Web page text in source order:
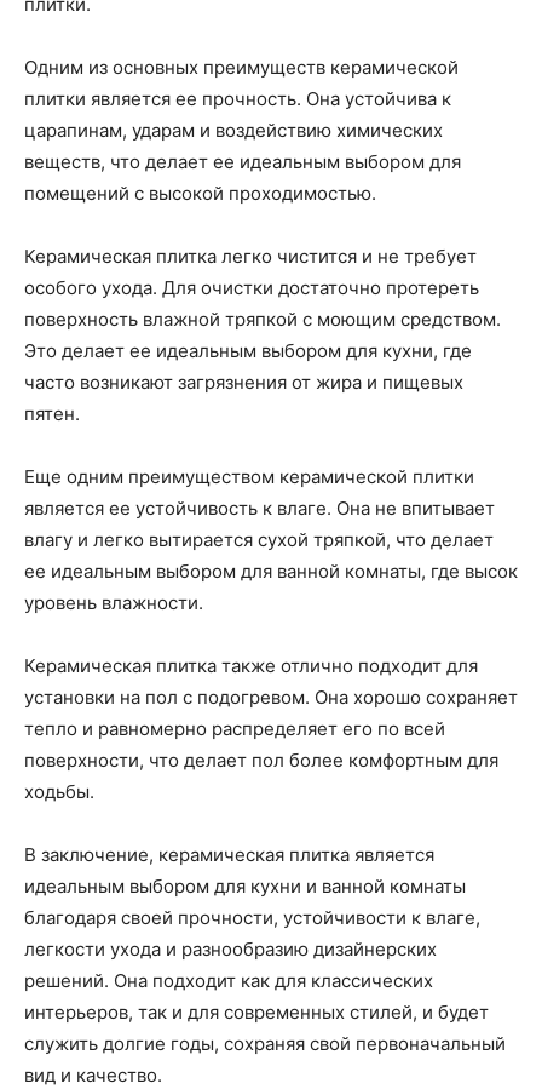
Одним из основных преимуществ керамической
плитки является ее прочность. Она устойчива к
царапинам, ударам и воздействию химических
веществ, что делает ее идеальным выбором для
помещений с высокой проходимостью.
Керамическая плитка легко чистится и не требует
особого ухода. Для очистки достаточно протереть
поверхность влажной тряпкой с моющим средством.
Это делает ее идеальным выбором для кухни, где
часто возникают загрязнения от жира и пищевых
пятен.
Еще одним преимуществом керамической плитки
является ее устойчивость к влаге. Она не впитывает
влагу и легко вытирается сухой тряпкой, что делает
ее идеальным выбором для ванной комнаты, где высок
уровень влажности.
Керамическая плитка также отлично подходит для
установки на пол с подогревом. Она хорошо сохраняет
тепло и равномерно распределяет его по всей
поверхности, что делает пол более комфортным для
ходьбы.
В заключение, керамическая плитка является
идеальным выбором для кухни и ванной комнаты
благодаря своей прочности, устойчивости к влаге,
легкости ухода и разнообразию дизайнерских
решений. Она подходит как для классических
интерьеров, так и для современных стилей, и будет
служить долгие годы, сохраняя свой первоначальный
вид и качество.